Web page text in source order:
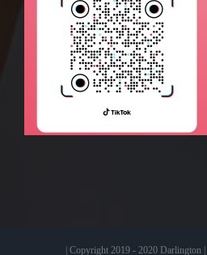
| Copyright 2019 - 2020 Darlington